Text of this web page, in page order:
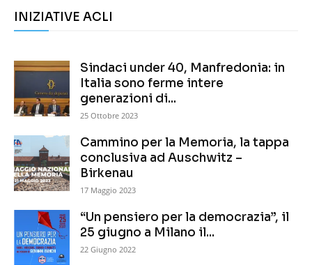
INIZIATIVE ACLI
Sindaci under 40, Manfredonia: in
Italia sono ferme intere
generazioni di...
25 Ottobre 2023
Cammino per la Memoria, la tappa
conclusiva ad Auschwitz –
Birkenau
17 Maggio 2023
“Un pensiero per la democrazia”, il
25 giugno a Milano il...
22 Giugno 2022